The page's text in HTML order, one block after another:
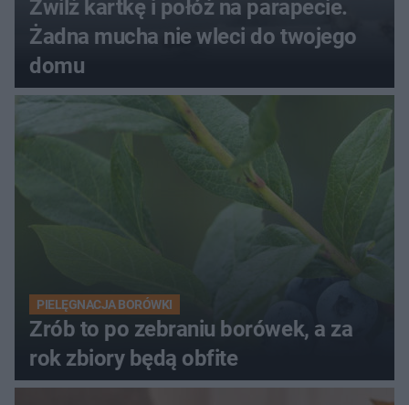
Zwilż kartkę i połóż na parapecie.
Żadna mucha nie wleci do twojego
domu
PIELĘGNACJA BORÓWKI
Zrób to po zebraniu borówek, a za
rok zbiory będą obfite